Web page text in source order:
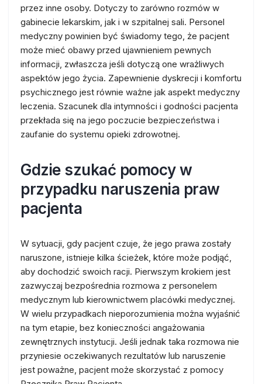
przez inne osoby. Dotyczy to zarówno rozmów w
gabinecie lekarskim, jak i w szpitalnej sali. Personel
medyczny powinien być świadomy tego, że pacjent
może mieć obawy przed ujawnieniem pewnych
informacji, zwłaszcza jeśli dotyczą one wrażliwych
aspektów jego życia. Zapewnienie dyskrecji i komfortu
psychicznego jest równie ważne jak aspekt medyczny
leczenia. Szacunek dla intymności i godności pacjenta
przekłada się na jego poczucie bezpieczeństwa i
zaufanie do systemu opieki zdrowotnej.
Gdzie szukać pomocy w
przypadku naruszenia praw
pacjenta
W sytuacji, gdy pacjent czuje, że jego prawa zostały
naruszone, istnieje kilka ścieżek, które może podjąć,
aby dochodzić swoich racji. Pierwszym krokiem jest
zazwyczaj bezpośrednia rozmowa z personelem
medycznym lub kierownictwem placówki medycznej.
W wielu przypadkach nieporozumienia można wyjaśnić
na tym etapie, bez konieczności angażowania
zewnętrznych instytucji. Jeśli jednak taka rozmowa nie
przyniesie oczekiwanych rezultatów lub naruszenie
jest poważne, pacjent może skorzystać z pomocy